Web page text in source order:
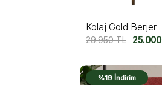
Kolaj Gold Berjer
29.950TL 25.000
%19 İndirim